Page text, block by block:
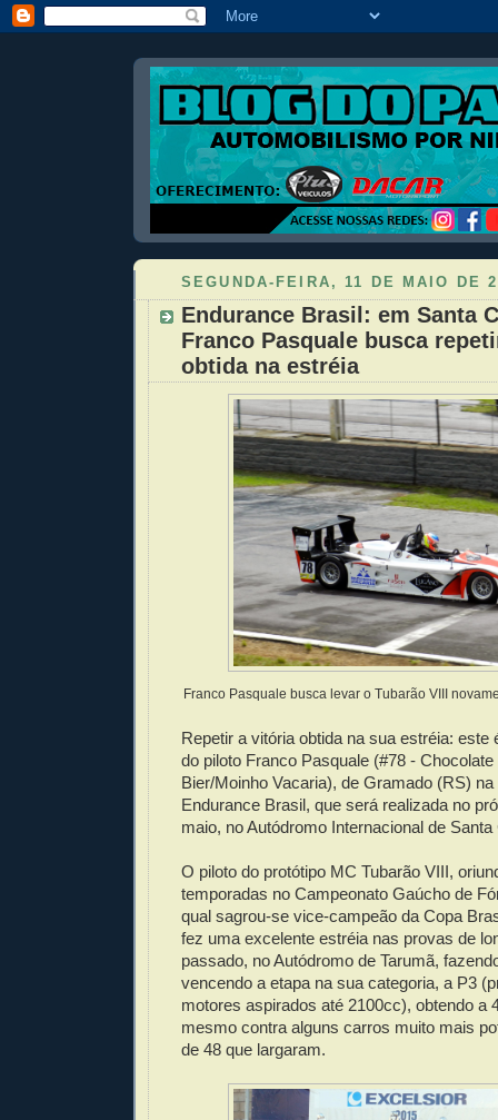
SEGUNDA-FEIRA, 11 DE MAIO DE
Endurance Brasil: em Santa
Franco Pasquale busca
obtida na estréia
Franco Pasquale busca levar o Tubarão VIII
Repetir a vitória obtida na sua estréia: este
do piloto Franco Pasquale (#78 -
Bier/Moinho Vacaria), de Gramado (RS)
Endurance Brasil, que será realizada no
maio, no Autódromo Internacional de
O piloto do protótipo MC Tubarão VIII,
temporadas no Campeonato Gaúcho de
qual sagrou-se vice-campeão da Copa
fez uma excelente estréia nas provas de
passado, no Autódromo de Tarumã,
vencendo a etapa na sua categoria, a P3
motores aspirados até 2100cc), obtendo a
mesmo contra alguns carros muito mais
de 48 que largaram.